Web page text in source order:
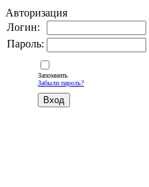
Авторизация
Логин:
Пароль:
Запомнить
Забыли пароль?